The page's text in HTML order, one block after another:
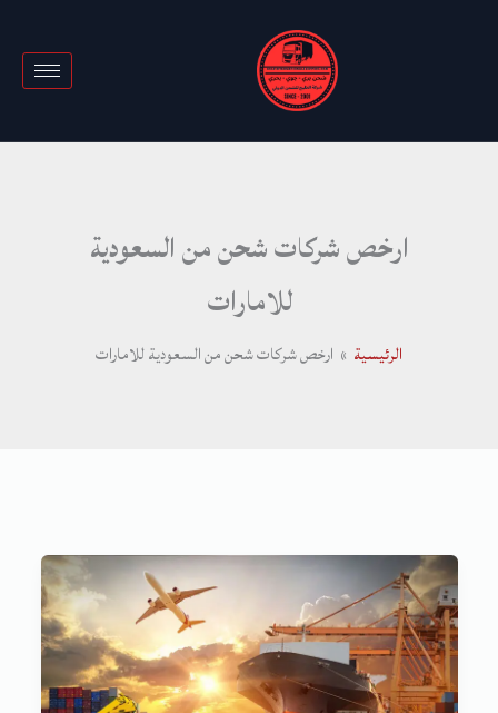
ارخص شركات شحن من السعودية
للامارات
الرئيسية ارخص شركات شحن من السعودية للامارات